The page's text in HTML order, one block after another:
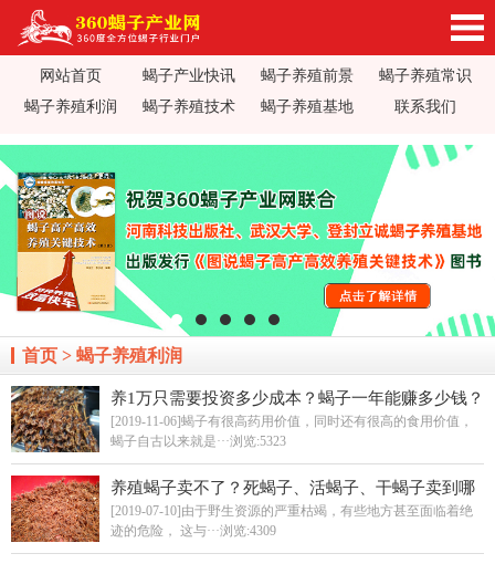
360蝎子养殖产业网_蝎子养殖技术视频_蝎子养
治_全蝎药方价值加工_蝎子养殖场基地加盟
网站首页 蝎子产业快讯 蝎子养殖前景
蝎子养殖常识
蝎子养殖利润
蝎子养殖技术 蝎子养殖基地 联系我们
首页 > 蝎子养殖利润
养1万只需要投资多少成本？蝎子一年能赚多少钱？
[2019-11-06]蝎子有很高药用价值，同时还有很高的食用价值，
蝎子自古以来就是···浏览:5323
养殖蝎子卖不了？死蝎子、活蝎子、干蝎子卖到哪
里？
[2019-07-10]由于野生资源的严重枯竭，有些地方甚至面临着绝
迹的危险， 这与···浏览:4309